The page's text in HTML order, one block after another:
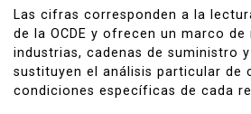
Las cifras corresponden a la
de la OCDE y ofrecen un marco
industrias, cadenas de suministro
sustituyen el análisis particular de
condiciones específicas de cada